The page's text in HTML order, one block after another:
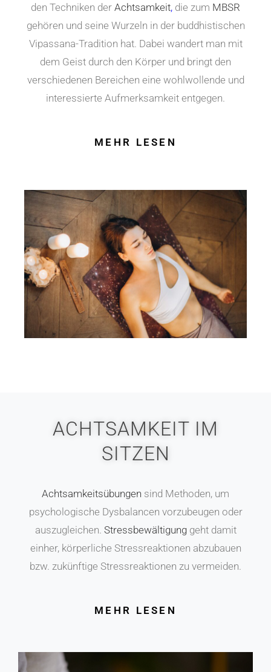
den Techniken der Achtsamkeit, die zum MBSR
gehören und seine Wurzeln in der buddhistischen
Vipassana-Tradition hat. Dabei wandert man mit
dem Geist durch den Körper und bringt den
verschiedenen Bereichen eine wohlwollende und
interessierte Aufmerksamkeit entgegen.
MEHR LESEN
ACHTSAMKEIT IM
SITZEN
Achtsamkeitsübungen sind Methoden, um
psychologische Dysbalancen vorzubeugen oder
auszugleichen. Stressbewältigung geht damit
einher, körperliche Stressreaktionen abzubauen
bzw. zukünftige Stressreaktionen zu vermeiden.
MEHR LESEN